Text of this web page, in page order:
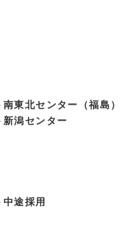
南東北センター（福島）
新潟センター
中途採用